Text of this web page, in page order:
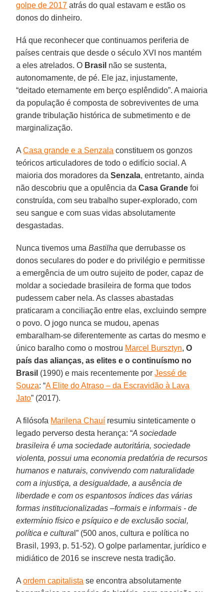
golpe de 2017 atrás do qual estavam e estão os
donos do dinheiro.
Há que reconhecer que continuamos periferia de
países centrais que desde o século XVI nos mantém
a eles atrelados. O Brasil não se sustenta,
autonomamente, de pé. Ele jaz, injustamente,
“deitado eternamente em berço esplêndido”. A maioria
da população é composta de sobreviventes de uma
grande tribulação histórica de submetimento e de
marginalização.
ACasa grande e a Senzala constituem os gonzos
teóricos articuladores de todo o edifício social. A
maioria dos moradores daSenzala, entretanto, ainda
não descobriu que a opulência daCasa Grande foi
construída, com seu trabalho super-explorado, com
seu sangue e com suas vidas absolutamente
desgastadas.
Nunca tivemos umaBastilha que derrubasse os
donos seculares do poder e do privilégio e permitisse
a emergência de um outro sujeito de poder, capaz de
moldar a sociedade brasileira de forma que todos
pudessem caber nela. As classes abastadas
praticaram a conciliação entre elas, excluindo sempre
o povo. O jogo nunca se mudou, apenas
embaralham-se diferentemente as cartas do mesmo e
único baralho como o mostrou Marcel Bursztyn,O
país das alianças, as elites e o continuísmo no
Brasil (1990) e mais recentemente porJessé de
Souza: “A Elite do Atraso – da Escravidão à Lava
Jato” (2017).
A filósofa Marilena Chauí resumiu sinteticamente o
legado perverso desta herança: “A sociedade
brasileira é uma sociedade autoritária, sociedade
violenta, possui uma economia predatória de recursos
humanos e naturais, convivendo com naturalidade
com a injustiça, a desigualdade, a ausência de
liberdade e com os espantosos índices das várias
formas institucionalizadas –formais e informais - de
extermínio físico e psíquico e de exclusão social,
política e cultura l” (500 anos, cultura e política no
Brasil, 1993, p. 51-52). O golpe parlamentar, jurídico e
midiático de 2016 se inscreve nesta tradição.
Aordem capitalista se encontra absolutamente